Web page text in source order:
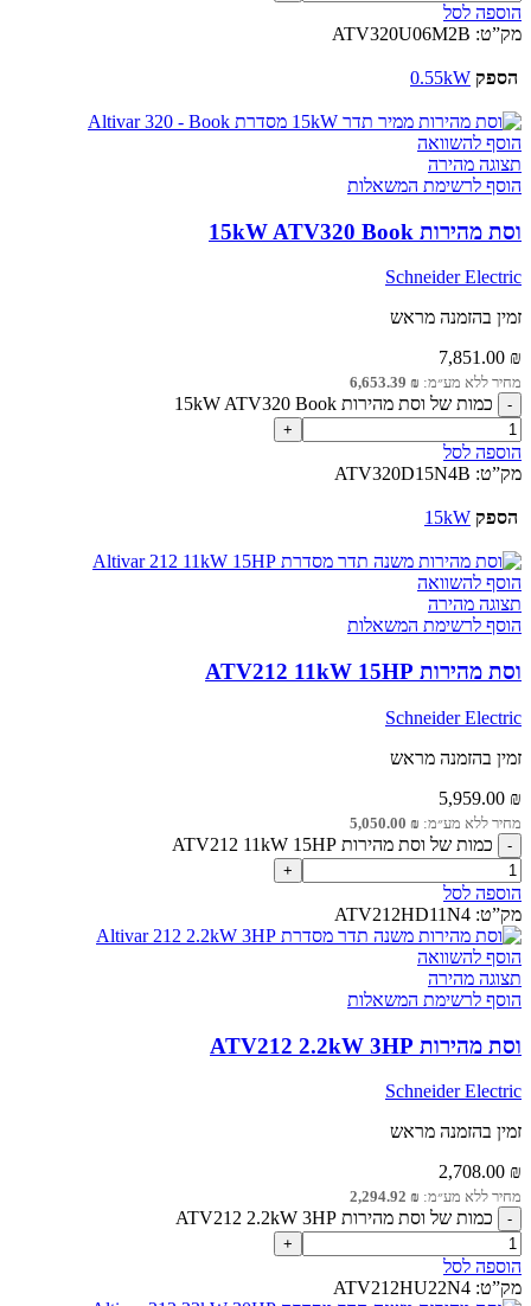
הוספה לסל
מק”ט: ATV320U06M2B
הספק 0.55kW
הוסף להשוואה
תצוגה מהירה
הוסף לרשימת המשאלות
וסת מהירות 15kW ATV320 Book
Schneider Electric
זמין בהזמנה מראש
7,851.00 ₪
מחיר ללא מע״מ: 6,653.39 ₪
כמות של וסת מהירות 15kW ATV320 Book
הוספה לסל
מק”ט: ATV320D15N4B
הספק 15kW
הוסף להשוואה
תצוגה מהירה
הוסף לרשימת המשאלות
וסת מהירות ATV212 11kW 15HP
Schneider Electric
זמין בהזמנה מראש
5,959.00 ₪
מחיר ללא מע״מ: 5,050.00 ₪
כמות של וסת מהירות ATV212 11kW 15HP
הוספה לסל
מק”ט: ATV212HD11N4
הוסף להשוואה
תצוגה מהירה
הוסף לרשימת המשאלות
וסת מהירות ATV212 2.2kW 3HP
Schneider Electric
זמין בהזמנה מראש
2,708.00 ₪
מחיר ללא מע״מ: 2,294.92 ₪
כמות של וסת מהירות ATV212 2.2kW 3HP
הוספה לסל
מק”ט: ATV212HU22N4